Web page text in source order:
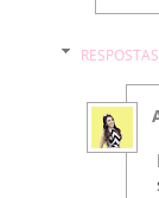
RESPOSTAS